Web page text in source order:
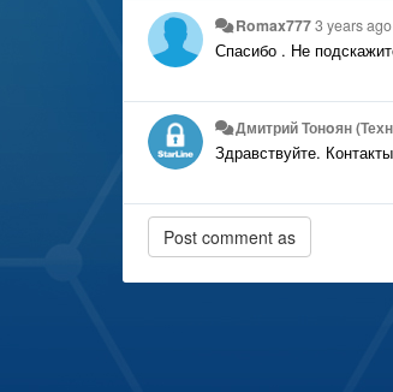
Romax7773 years ago
Спасибо . Не
Дмитрий Тонoян
Здравствуйте.